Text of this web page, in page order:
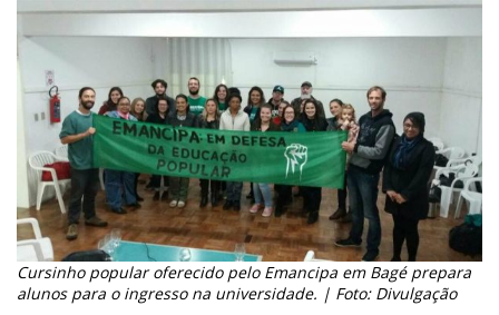
Cursinho popular oferecido pelo Emancipa em Bagé prepara
alunos para o ingresso na universidade. | Foto: Divulgação